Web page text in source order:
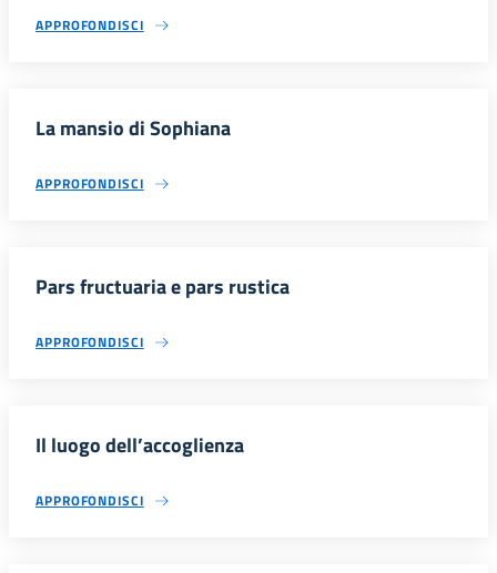
APPROFONDISCI
La mansio di Sophiana
APPROFONDISCI
Pars fructuaria e pars rustica
APPROFONDISCI
Il luogo dell’accoglienza
APPROFONDISCI